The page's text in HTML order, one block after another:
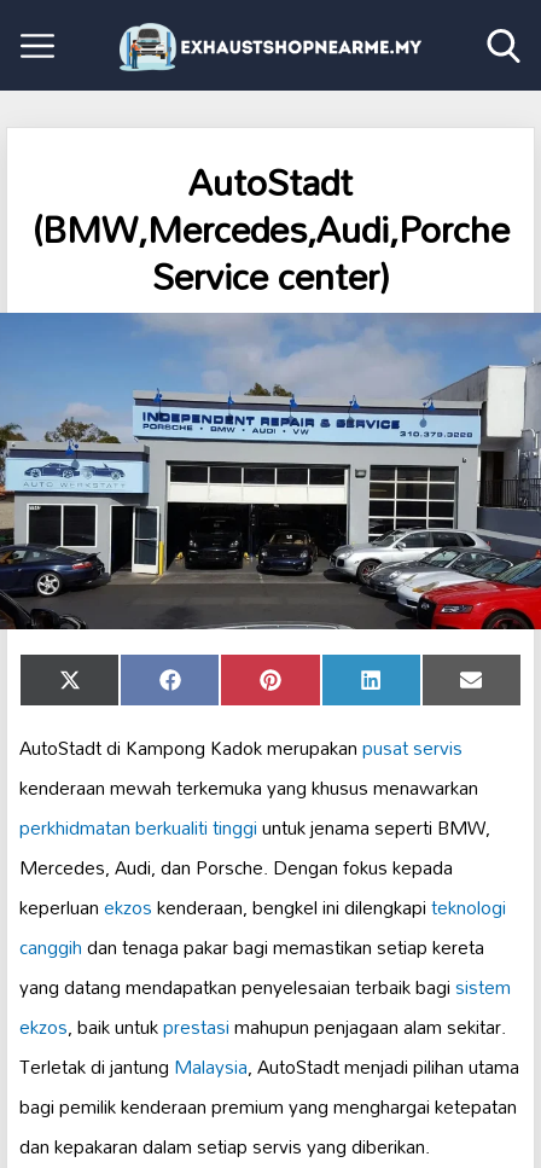
AutoStadt
(BMW,Mercedes,Audi,Porche
Service center)
Share
on
X
(Twitter)
Share
on
Facebook Share
on
Pinterest Share
on
LinkedIn Share
on
Email
AutoStadt di Kampong Kadok merupakanpusat servis
kenderaan mewah terkemuka yang khusus menawarkan
perkhidmatan berkualiti tinggiuntuk jenama seperti BMW,
Mercedes, Audi, dan Porsche. Dengan fokus kepada
keperluanekzoskenderaan, bengkel ini dilengkapiteknologi
canggihdan tenaga pakar bagi memastikan setiap kereta
yang datang mendapatkan penyelesaian terbaik bagisistem
ekzos, baik untukprestasimahupun penjagaan alam sekitar.
Terletak di jantungMalaysia, AutoStadt menjadi pilihan utama
bagi pemilik kenderaan premium yang menghargai ketepatan
dan kepakaran dalam setiap servis yang diberikan.